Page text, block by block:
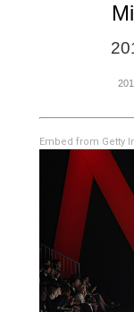
Embed from Getty